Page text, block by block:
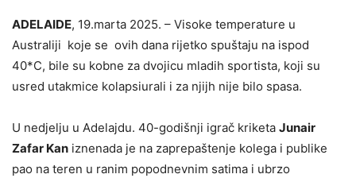
ADELAIDE, 19.marta 2025. – Visoke temperature u
Australiji koje se ovih dana rijetko spuštaju na ispod
40*C, bile su kobne za dvojicu mladih sportista, koji su
usred utakmice kolapsiurali i za njijh nije bilo spasa.
U nedjelju u Adelajdu. 40-godišnji igrač kriketa Junair
Zafar Kan iznenada je na zaprepaštenje kolega i publike
pao na teren u ranim popodnevnim satima i ubrzo